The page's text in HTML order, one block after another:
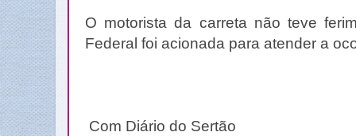
O motorista da carreta não teve
Federal foi acionada para atender a
Com Diário do Sertão